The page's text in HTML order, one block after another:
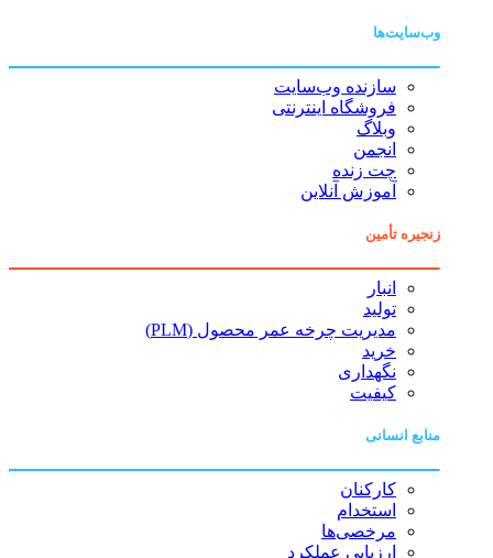
وب‌سایت‌ها
سازنده وب‌سایت
فروشگاه اینترنتی
وبلاگ
انجمن
چت زنده
آموزش آنلاین
زنجیره تأمین
انبار
تولید
مدیریت چرخه عمر محصول (PLM)
خرید
نگهداری
کیفیت
منابع انسانی
کارکنان
استخدام
مرخصی‌ها
ارزیابی عملکرد